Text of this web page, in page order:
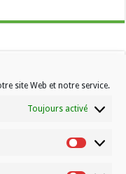
site Web et notre service.
Toujours activé